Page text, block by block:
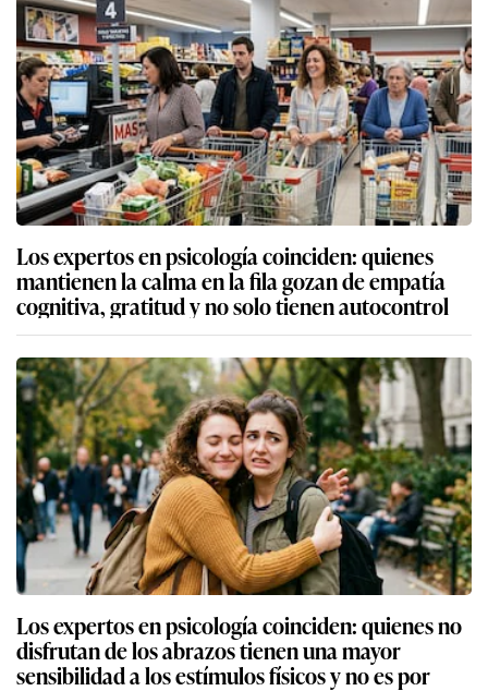
Los expertos en psicología coinciden: quienes
mantienen la calma en la fila gozan de empatía
cognitiva, gratitud y no solo tienen autocontrol
Los expertos en psicología coinciden: quienes no
disfrutan de los abrazos tienen una mayor
sensibilidad a los estímulos físicos y no es por